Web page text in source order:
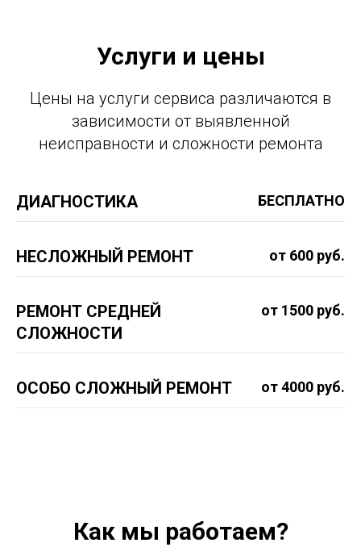
Услуги и цены
Цены на услуги сервиса различаются в
зависимости от выявленной
неисправности и сложности ремонта
ДИАГНОСТИКА БЕСПЛАТНО
НЕСЛОЖНЫЙ РЕМОНТ от 600 руб.
РЕМОНТ СРЕДНЕЙ
СЛОЖНОСТИ
от 1500 руб.
ОСОБО СЛОЖНЫЙ РЕМОНТ от 4000 руб.
Как мы работаем?